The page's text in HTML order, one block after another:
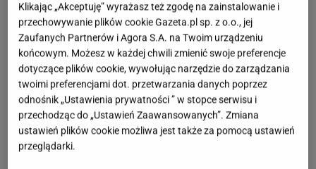
Klikając „Akceptuję” wyrażasz też zgodę na zainstalowanie i
przechowywanie plików cookie Gazeta.pl sp. z o.o., jej
Zaufanych Partnerów i Agora S.A. na Twoim urządzeniu
końcowym. Możesz w każdej chwili zmienić swoje preferencje
dotyczące plików cookie, wywołując narzędzie do zarządzania
twoimi preferencjami dot. przetwarzania danych poprzez
odnośnik „Ustawienia prywatności ” w stopce serwisu i
przechodząc do „Ustawień Zaawansowanych”. Zmiana
ustawień plików cookie możliwa jest także za pomocą ustawień
przeglądarki.